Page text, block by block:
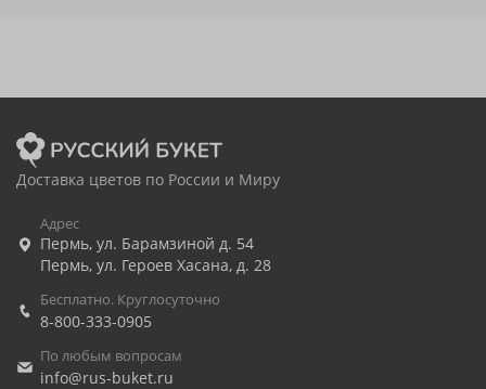
Доставка цветов по России и Миру
Адрес
Пермь, ул. Барамзиной д. 54
Пермь, ул. Героев Хасана, д. 28
Бесплатно. Круглосуточно
8-800-333-0905
По любым вопросам
info@rus-buket.ru